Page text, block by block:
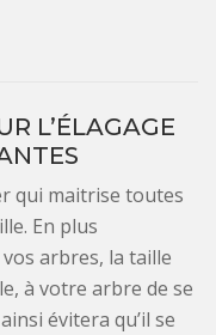
L’ÉLAGAGE
qui maitrise toutes
En plus
vos arbres, la taille
à votre arbre de se
évitera qu’il se